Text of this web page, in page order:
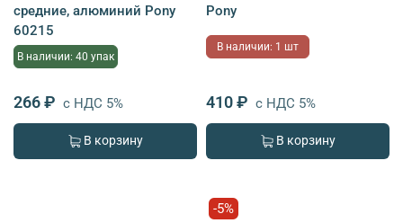
средние, алюминий Pony
60215
В наличии: 40 упак
266 ₽ с НДС 5%
В корзину
Pony
В наличии: 1 шт
410 ₽ с НДС 5%
В корзину
-5%